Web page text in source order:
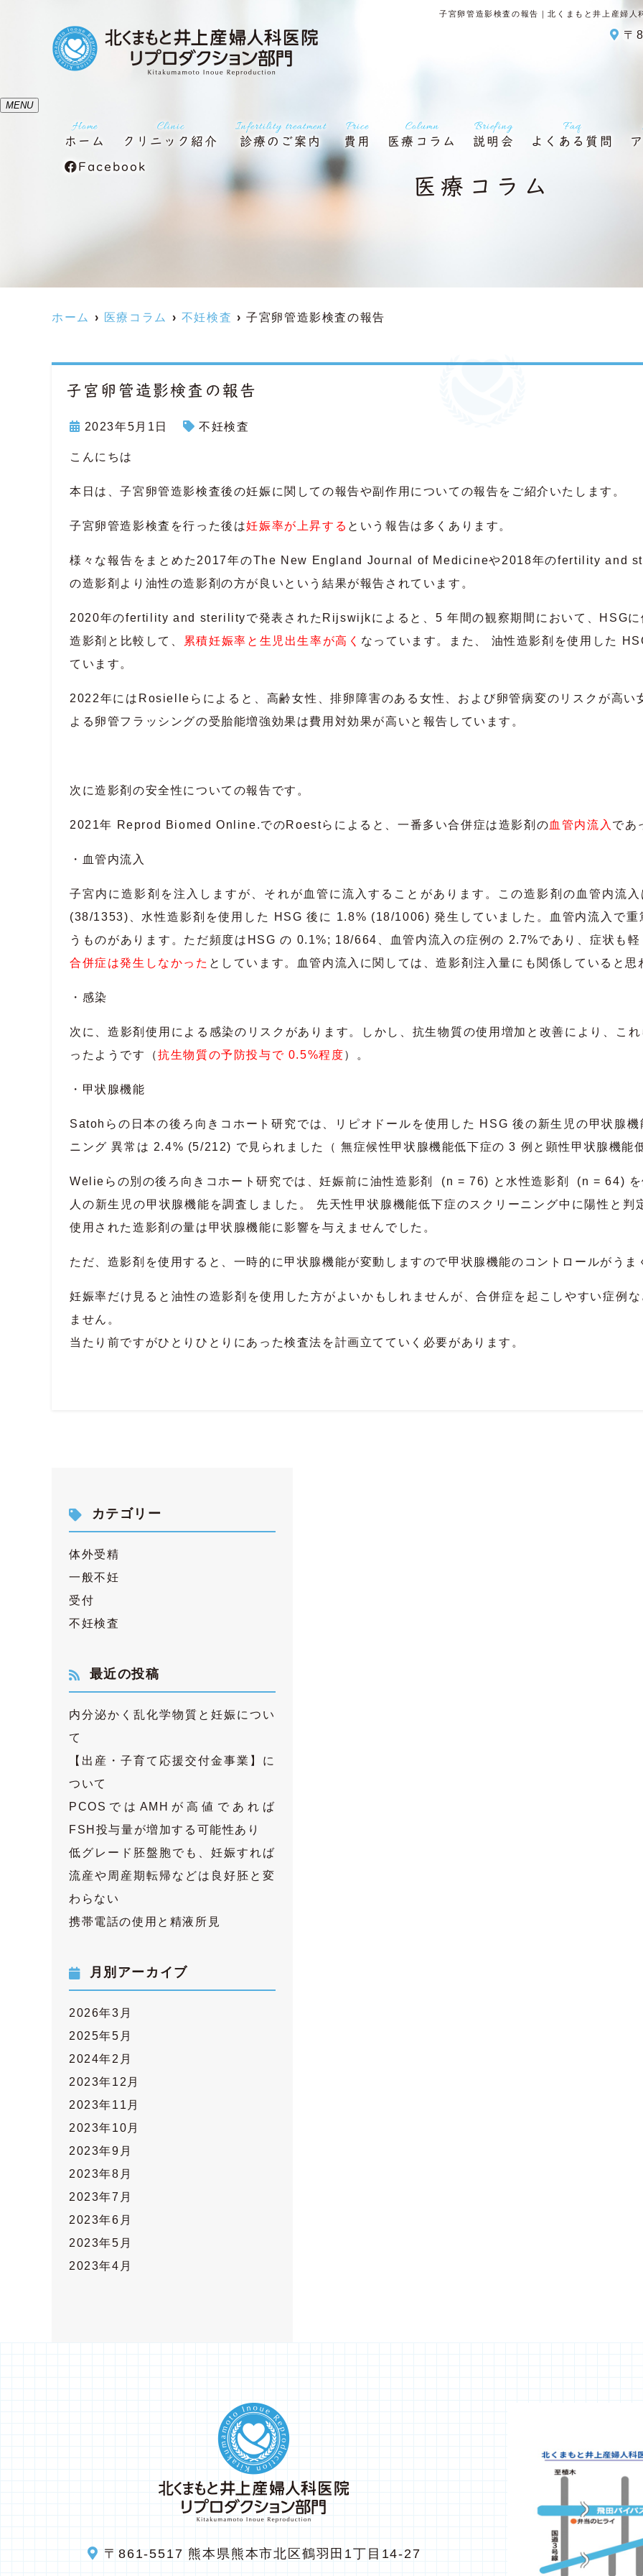
子宮卵管造影検査の報告｜北くまもと井上産婦
〒
MENU
Home
ホーム
Clinic
クリニック紹介
Infertility treatment
診療のご案内
Price
費用
Column
医療コラム
Briefing
説明会
Faq
よくある質問
Facebook
医療コラム
ホーム 医療コラム 不妊検査 子宮卵管造影検査の報告
子宮卵管造影検査の報告
2023年5月1日 不妊検査
こんにちは
本日は、子宮卵管造影検査後の妊娠に関しての報告や副作用についての報告をご紹介いたします。
子宮卵管造影検査を行った後は妊娠率が上昇する という報告は多くあります。
様々な報告をまとめた2017年のThe New England Journal of Medicineや2018年のfertility and
の造影剤より油性の造影剤の方が良いという結果が報告されています。
2020年のfertility and sterilityで発表されたRijswijkによると、5 年間の観察期間において、HSGに
造影剤と比較して、
累積妊娠率と生児出生率が高く なっています。また、 油性造影剤を使用した
ています。
2022年にはRosielleらによると、高齢女性、排卵障害のある女性、および卵管病変のリスクが高い
よる卵管フラッシングの受胎能増強効果は費用対効果が高いと報告しています。
次に造影剤の安全性についての報告です。
2021年 Reprod Biomed Online.でのRoestらによると、一番多い合併症は造影剤の血管内流入 であ
・血管内流入
子宮内に造影剤を注入しますが、それが血管に流入することがあります。この造影剤の血管内流
(38/1353)、水性造影剤を使用した HSG 後に 1.8% (18/1006) 発生していました。血管内流入で重
うものがあります。ただ頻度はHSG の 0.1%; 18/664、血管内流入の症例の 2.7%であり、症状も軽
合併症は発生しなかった としています。血管内流入に関しては、造影剤注入量にも関係していると思
・感染
次に、造影剤使用による感染のリスクがあります。しかし、抗生物質の使用増加と改善により、こ
ったようです（抗生物質の予防投与で 0.5%程度）。
・甲状腺機能
Satohらの日本の後ろ向きコホート研究では、リピオドールを使用した HSG 後の新生児の甲状腺
ニング 異常は 2.4% (5/212) で見られました（ 無症候性甲状腺機能低下症の 3 例と顕性甲状腺機能
Welieらの別の後ろ向きコホート研究では、妊娠前に油性造影剤 (n = 76) と水性造影剤 (n = 64)
人の新生児の甲状腺機能を調査しました。 先天性甲状腺機能低下症のスクリーニング中に陽性と判
使用された造影剤の量は甲状腺機能に影響を与えませんでした。
ただ、造影剤を使用すると、一時的に甲状腺機能が変動しますので甲状腺機能のコントロールがうま
妊娠率だけ見ると油性の造影剤を使用した方がよいかもしれませんが、合併症を起こしやすい症例
ません。
当たり前ですがひとりひとりにあった検査法を計画立てていく必要があります。
カテゴリー
体外受精
一般不妊
受付
不妊検査
最近の投稿
内分泌かく乱化学物質と妊娠につい
て
【出産・子育て応援交付金事業】に
ついて
PCOSではAMHが高値であれば
FSH投与量が増加する可能性あり
低グレード胚盤胞でも、妊娠すれば
流産や周産期転帰などは良好胚と変
わらない
携帯電話の使用と精液所見
月別アーカイブ
2026年3月
2025年5月
2024年2月
2023年12月
2023年11月
2023年10月
2023年9月
2023年8月
2023年7月
2023年6月
2023年5月
2023年4月
〒861-5517 熊本県熊本市北区鶴羽田1丁目14-27